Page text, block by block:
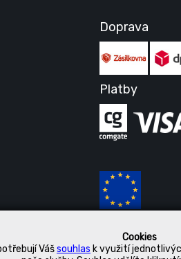
Cookies
Vášsouhlas k využití
Doprava
Platby